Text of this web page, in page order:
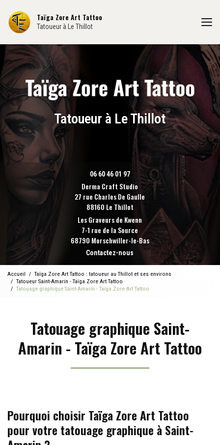
contenu
principal
Taïga Zore Art Tattoo
Tatoueur à Le Thillot
Tatoueur à Le Thillot
06 60 46 01 97
Derma Craft Studio
27 rue Charles De Gaulle
88160 Le Thillot
Les Graveurs de Kwenn
7-1 rue de la Source
68790 Morschwiller-le-Bas
Contactez-nous
Accueil
Taïga Zore Art Tattoo : tatoueur au Thillot et ses environs
Tatoueur Saint-Amarin - Taïga Zore Art Tattoo
Tatouage graphique Saint-Amarin - Taïga Zore Art Tattoo
Tatouage graphique Saint-
Amarin - Taïga Zore Art Tattoo
Pourquoi choisir Taïga Zore Art Tattoo
pour votre tatouage graphique à Saint-